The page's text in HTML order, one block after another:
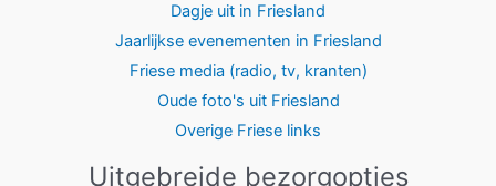
Dagje uit in Friesland
Jaarlijkse evenementen in Friesland
Friese media (radio, tv, kranten)
Oude foto's uit Friesland
Overige Friese links
Uitgebreide bezorgopties